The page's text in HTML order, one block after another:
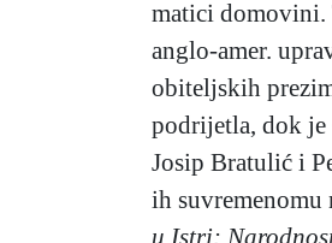
matici domovini.
anglo-amer.
obiteljskih
podrijetla, dok je
Josip Bratulić i
ih
u Istri: